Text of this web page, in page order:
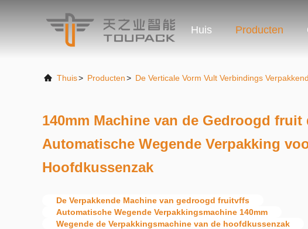
Huis Producten
Thuis> Producten> De Verticale Vorm Vult Verbindings
140mm Machine van de Gedroogd fruit
Automatische Wegende Verpakking
Hoofdkussenzak
De Verpakkende Machine van gedroogd fruitvffs
Automatische Wegende Verpakkingsmachine 140mm
Wegende de Verpakkingsmachine van de hoofdkussenzak